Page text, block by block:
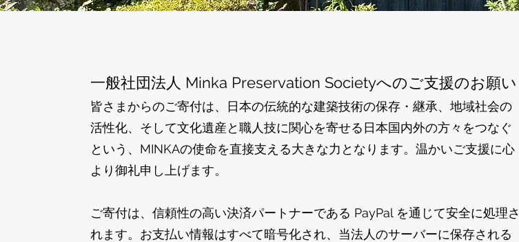
一般社団法人 Minka Preservation Societyへのご支援のお願い
皆さまからのご寄付は、日本の伝統的な建築技術の保存・継承、地域社会の
活性化、そして文化遺産と職人技に関心を寄せる日本国内外の方々をつなぐ
という、MINKAの使命を直接支える大きな力となります。温かいご支援に心
より御礼申し上げます。
ご寄付は、信頼性の高い決済パートナーである PayPal を通じて安全に処理さ
れます。お支払い情報はすべて暗号化され、当法人のサーバーに保存される